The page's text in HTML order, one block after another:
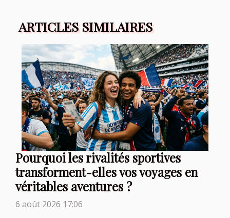
ARTICLES SIMILAIRES
Pourquoi les rivalités sportives
transforment-elles vos voyages en
véritables aventures ?
6 août 2026 17:06